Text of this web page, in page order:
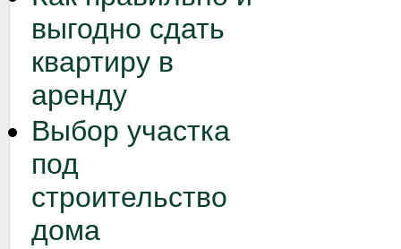
выгодно сдать
квартиру в
аренду
Выбор участка
под
строительство
дома